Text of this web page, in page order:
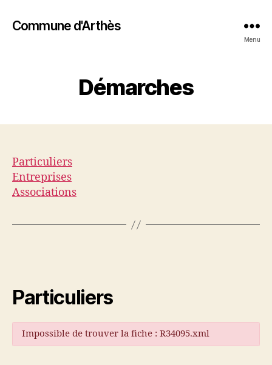
Commune d'Arthès
Menu
Démarches
Particuliers
Entreprises
Associations
Particuliers
Impossible de trouver la fiche : R34095.xml